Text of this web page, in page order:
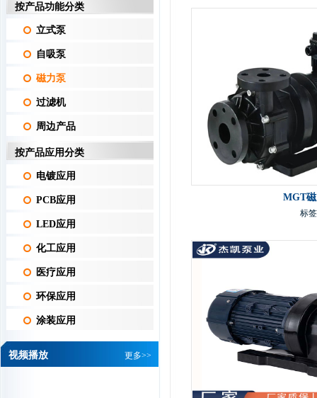
按产品功能分类
立式泵
自吸泵
磁力泵
过滤机
周边产品
按产品应用分类
电镀应用
PCB应用
LED应用
化工应用
医疗应用
环保应用
涂装应用
更多>>
视频播放
MGT
标